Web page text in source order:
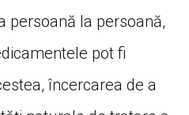
persoană la persoană,
pot fi
încercarea de a